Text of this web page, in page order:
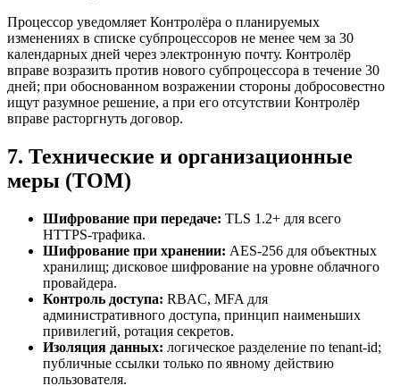
Процессор уведомляет Контролёра о планируемых
изменениях в списке субпроцессоров не менее чем за 30
календарных дней через электронную почту. Контролёр
вправе возразить против нового субпроцессора в течение 30
дней; при обоснованном возражении стороны добросовестно
ищут разумное решение, а при его отсутствии Контролёр
вправе расторгнуть договор.
7. Технические и организационные
меры (TOM)
Шифрование при передаче: TLS 1.2+ для всего
HTTPS-трафика.
Шифрование при хранении: AES-256 для объектных
хранилищ; дисковое шифрование на уровне облачного
провайдера.
Контроль доступа: RBAC, MFA для
административного доступа, принцип наименьших
привилегий, ротация секретов.
Изоляция данных: логическое разделение по tenant-id;
публичные ссылки только по явному действию
пользователя.